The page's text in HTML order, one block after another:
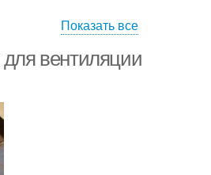
Показать все
вентиляции